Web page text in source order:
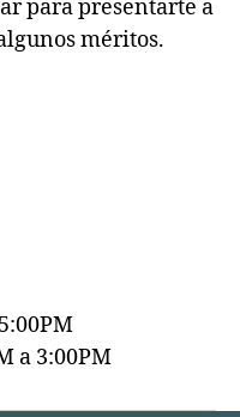
para presentarte a
méritos.
a 3:00PM